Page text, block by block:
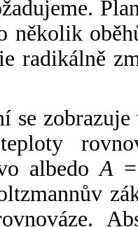
několik
radikálně
se
albedoA